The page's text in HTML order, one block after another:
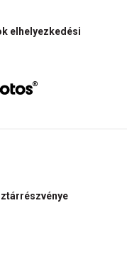
elhelyezkedési